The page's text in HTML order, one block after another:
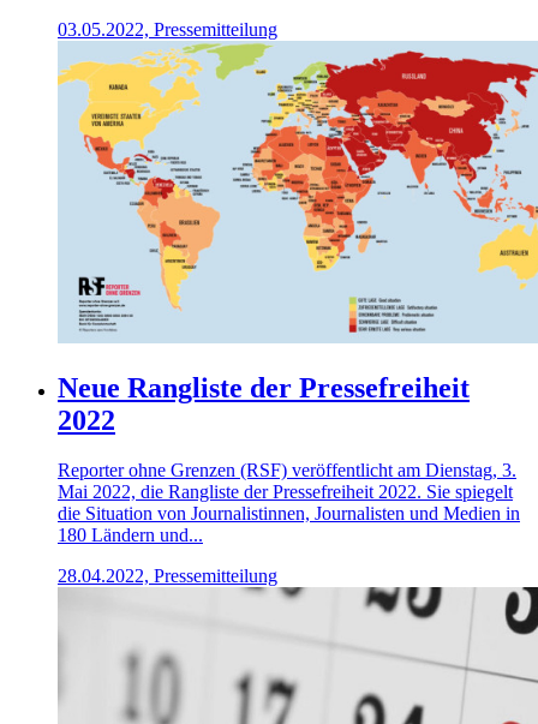
03.05.2022, Pressemitteilung
Neue Rangliste der Pressefreiheit
2022
Reporter ohne Grenzen (RSF) veröffentlicht am Dienstag, 3.
Mai 2022, die Rangliste der Pressefreiheit 2022. Sie spiegelt
die Situation von Journalistinnen, Journalisten und Medien in
180 Ländern und...
28.04.2022, Pressemitteilung